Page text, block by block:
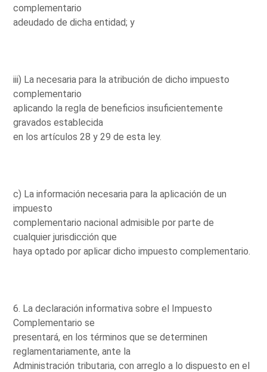
complementario
adeudado de dicha entidad; y
iii) La necesaria para la atribución de dicho impuesto
complementario
aplicando la regla de beneficios insuficientemente
gravados establecida
en los artículos 28 y 29 de esta ley.
c) La información necesaria para la aplicación de un
impuesto
complementario nacional admisible por parte de
cualquier jurisdicción que
haya optado por aplicar dicho impuesto complementario.
6. La declaración informativa sobre el Impuesto
Complementario se
presentará, en los términos que se determinen
reglamentariamente, ante la
Administración tributaria, con arreglo a lo dispuesto en el